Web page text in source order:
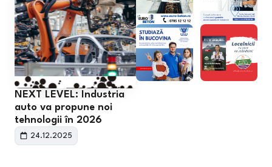
NEXT LEVEL: Industria
auto va propune noi
tehnologii în 2026
24.12.2025